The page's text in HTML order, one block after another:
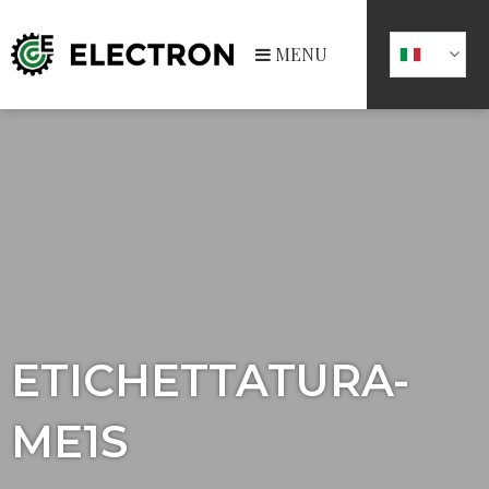
MENU
ETICHETTATURA-
ME1S